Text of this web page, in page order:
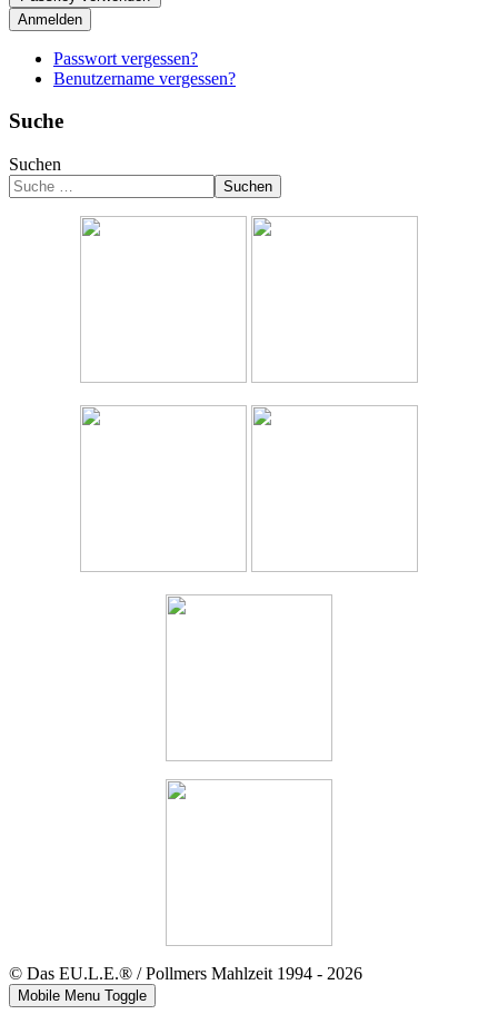
Anmelden
Passwort vergessen?
Benutzername vergessen?
Suche
Suchen
Suchen
© Das EU.L.E.® / Pollmers Mahlzeit 1994 - 2026
Mobile Menu Toggle